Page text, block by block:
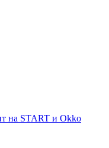
на START и Okko